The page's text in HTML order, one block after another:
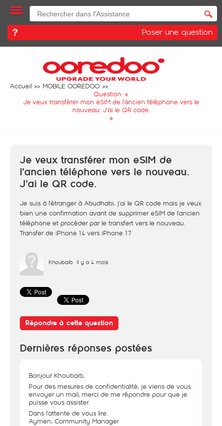
Poser une question
Accueil
MOBILE OOREDOO
Question: «
Je veux transférer mon eSIM de l’ancien téléphone vers le
nouveau. J’ai le QR code.
»
Je veux transférer mon eSIM de
l’ancien téléphone vers le nouveau.
J’ai le QR code.
Je suis à l’étranger à Abudhabi, j’ai le QR code mais je veux
bien une confirmation avant de supprimer eSIM de l’ancien
téléphone et procéder par le transfert vers le nouveau.
Transfer de iPhone 14 vers iPhone 17
Khoubaib il y a 4 mois
Répondre à cette question
Dernières réponses postées
Bonjour Khoubaib,
Pour des mesures de confidentialité, je viens de vous
envoyer un mail, merci de me répondre pour que je
puisse vous assister.
Dans l'attente de vous lire.
Aymen, Community Manager